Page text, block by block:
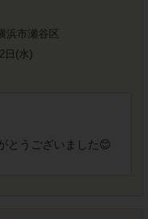
浜市瀬谷区
日(水)
とうございました😊